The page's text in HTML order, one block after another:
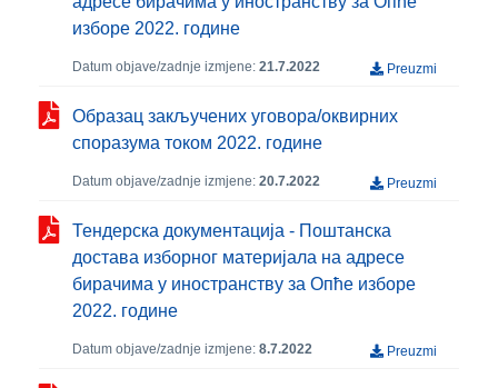
изборе 2022. године
Datum objave/zadnje izmjene: 21.7.2022 Preuzmi
Образац закључених уговора/оквирних
споразума током 2022. године
Datum objave/zadnje izmjene: 20.7.2022 Preuzmi
Тендерска документација - Поштанска
достава изборног материјала на адресе
бирачима у иностранству за Опће изборе
2022. године
Datum objave/zadnje izmjene: 8.7.2022 Preuzmi